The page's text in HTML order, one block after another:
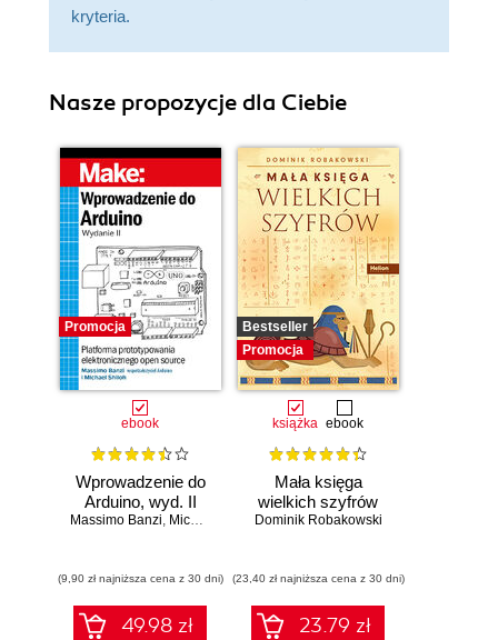
kryteria.
Nasze propozycje dla Ciebie
Promocja
ebook
Wprowadzenie do
Arduino, wyd. II
Massimo Banzi, Michael Shiloh
(9,90 zł najniższa cena z 30 dni)
49.98 zł
Bestseller
Promocja
książka ebook
Mała księga
wielkich szyfrów
Dominik Robakowski
(23,40 zł najniższa cena z 30 dni)
23.79 zł